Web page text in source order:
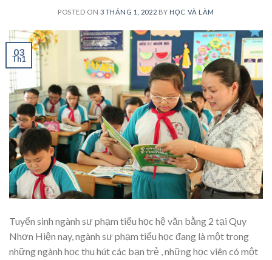
POSTED ON 3 THÁNG 1, 2022 BY HỌC VÀ LÀM
03
Th1
Tuyển sinh ngành sư phạm tiểu học hệ văn bằng 2 tại Quy
Nhơn Hiện nay, ngành sư phạm tiểu học đang là một trong
những ngành học thu hút các bạn trẻ , những học viên có một